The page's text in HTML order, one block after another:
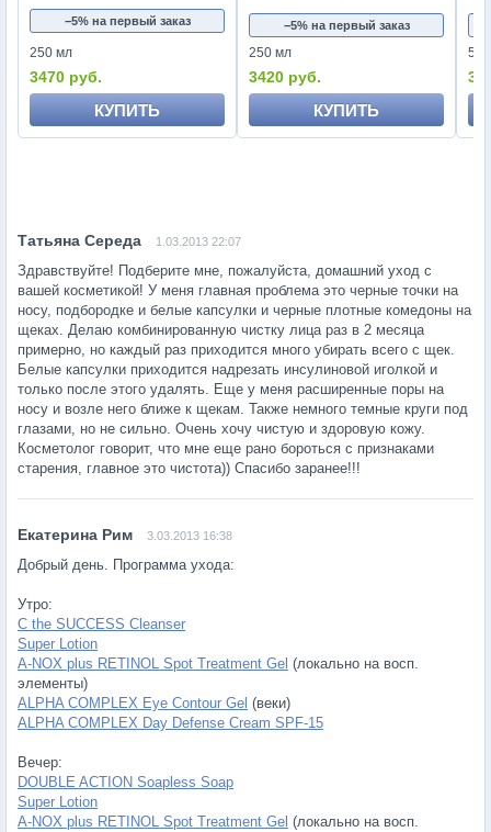
−5% на первый заказ
250 мл
3470 руб.
КУПИТЬ
−5% на первый заказ
250 мл
3420 руб.
КУПИТЬ
50
1.03.2013 22:07
Здравствуйте! Подберите мне, пожалуйста, домашний уход с
вашей косметикой! У меня главная проблема это черные точки на
носу, подбородке и белые капсулки и черные плотные комедоны на
щеках. Делаю комбинированную чистку лица раз в 2 месяца
примерно, но каждый раз приходится много убирать всего с щек.
Белые капсулки приходится надрезать инсулиновой иголкой и
только после этого удалять. Еще у меня расширенные поры на
носу и возле него ближе к щекам. Также немного темные круги под
глазами, но не сильно. Очень хочу чистую и здоровую кожу.
Косметолог говорит, что мне еще рано бороться с признаками
старения, главное это чистота)) Спасибо заранее!!!
3.03.2013 16:38
Добрый день. Программа ухода:
Утро:
C the SUCCESS Cleanser
Super Lotion
A-NOX plus RETINOL Spot Treatment Gel (локально на восп.
элементы)
ALPHA COMPLEX Eye Contour Gel (веки)
ALPHA COMPLEX Day Defense Cream SPF-15
Вечер:
DOUBLE ACTION Soapless Soap
Super Lotion
A-NOX plus RETINOL Spot Treatment Gel (локально на восп.